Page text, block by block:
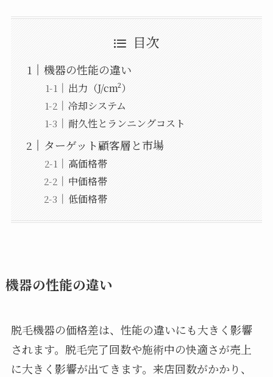
目次
機器の性能の違い
出力（J/cm²）
冷却システム
耐久性とランニングコスト
ターゲット顧客層と市場
高価格帯
中価格帯
低価格帯
機器の性能の違い
脱毛機器の価格差は、性能の違いにも大きく影響
されます。脱毛完了回数や施術中の快適さが売上
に大きく影響が出てきます。来店回数がかかり、